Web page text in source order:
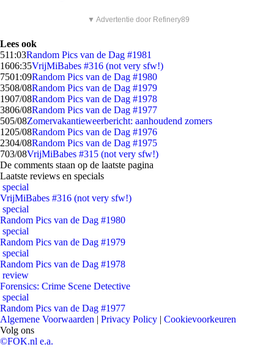
▼ Advertentie door Refinery89
Lees ook
511:03Random Pics van de Dag #1981
1606:35VrijMiBabes #316 (not very sfw!)
7501:09Random Pics van de Dag #1980
3508/08Random Pics van de Dag #1979
1907/08Random Pics van de Dag #1978
3806/08Random Pics van de Dag #1977
505/08Zomervakantieweerbericht: aanhoudend zomers
1205/08Random Pics van de Dag #1976
2304/08Random Pics van de Dag #1975
703/08VrijMiBabes #315 (not very sfw!)
De comments staan op de laatste pagina
Laatste reviews en specials
special
VrijMiBabes #316 (not very sfw!)
special
Random Pics van de Dag #1980
special
Random Pics van de Dag #1979
special
Random Pics van de Dag #1978
review
Forensics: Crime Scene Detective
special
Random Pics van de Dag #1977
Algemene Voorwaarden | Privacy Policy | Cookievoorkeuren
Volg ons
©FOK.nl e.a.